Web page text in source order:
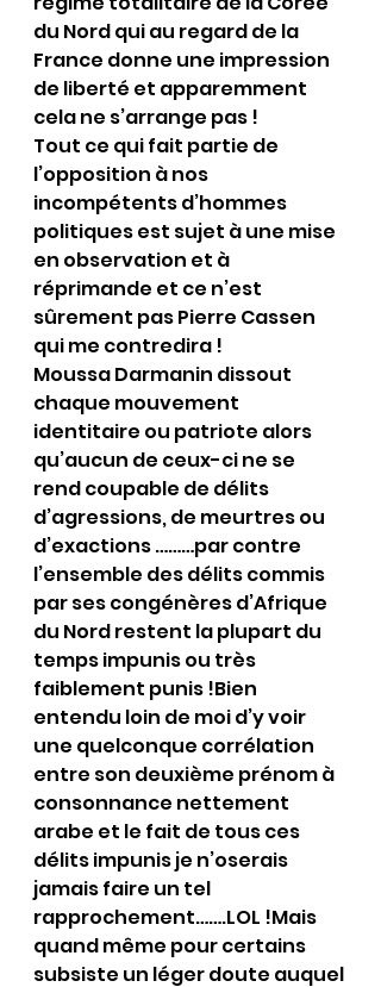
du Nord qui au regard de la
France donne une impression
de liberté et apparemment
cela ne s’arrange pas !
Tout ce qui fait partie de
l’opposition à nos
incompétents d’hommes
politiques est sujet à une mise
en observation et à
réprimande et ce n’est
sûrement pas Pierre Cassen
qui me contredira !
Moussa Darmanin dissout
chaque mouvement
identitaire ou patriote alors
qu’aucun de ceux-ci ne se
rend coupable de délits
d’agressions, de meurtres ou
d’exactions ………par contre
l’ensemble des délits commis
par ses congénères d’Afrique
du Nord restent la plupart du
temps impunis ou très
faiblement punis !Bien
entendu loin de moi d’y voir
une quelconque corrélation
entre son deuxième prénom à
consonnance nettement
arabe et le fait de tous ces
délits impunis je n’oserais
jamais faire un tel
rapprochement…….LOL !Mais
quand même pour certains
subsiste un léger doute auquel